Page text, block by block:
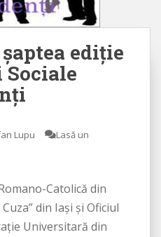
ediţie
Sociale
Lupu
Lasă un
Catolică din
din Iaşi și Oficiul
Universitară din